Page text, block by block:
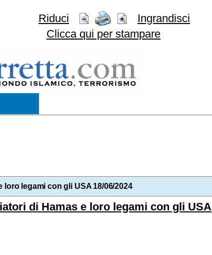
Riduci
Ingrandisci
Clicca qui per stampare
loro legami con gli USA 18/06/2024
di Hamas e loro legami con gli USA